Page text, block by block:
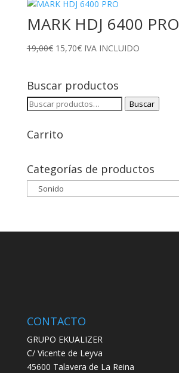
era:
505,00€.
es:
445,00€.
MARK HDJ 6400 PRO
19,00€ El
era:
19,00€.
15,70€El
es:
15,70€.
IVA INCLUIDO
Buscar productos
Buscar
Buscar
Carrito
Categorías de productos
CONTACTO
GRUPO EKUALIZER
C/ Vicente de Leyva
45600 Talavera de La Reina